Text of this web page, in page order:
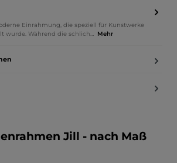
Einrahmung, die speziell für Kunstwerke
wurde. Während die schlich… Mehr
Jill - nach Maß
von 4.73 von 5 Sternen